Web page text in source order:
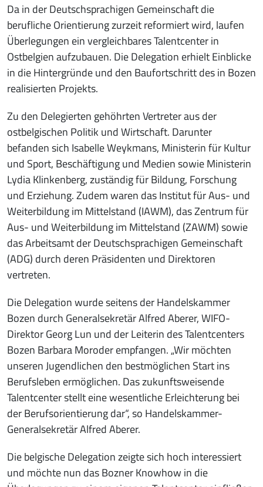
Da in der Deutschsprachigen Gemeinschaft die
berufliche Orientierung zurzeit reformiert wird, laufen
Überlegungen ein vergleichbares Talentcenter in
Ostbelgien aufzubauen. Die Delegation erhielt Einblicke
in die Hintergründe und den Baufortschritt des in Bozen
realisierten Projekts.
Zu den Delegierten gehöhrten Vertreter aus der
ostbelgischen Politik und Wirtschaft. Darunter
befanden sich Isabelle Weykmans, Ministerin für Kultur
und Sport, Beschäftigung und Medien sowie Ministerin
Lydia Klinkenberg, zuständig für Bildung, Forschung
und Erziehung. Zudem waren das Institut für Aus- und
Weiterbildung im Mittelstand (IAWM), das Zentrum für
Aus- und Weiterbildung im Mittelstand (ZAWM) sowie
das Arbeitsamt der Deutschsprachigen Gemeinschaft
(ADG) durch deren Präsidenten und Direktoren
vertreten.
Die Delegation wurde seitens der Handelskammer
Bozen durch Generalsekretär Alfred Aberer, WIFO-
Direktor Georg Lun und der Leiterin des Talentcenters
Bozen Barbara Moroder empfangen. „Wir möchten
unseren Jugendlichen den bestmöglichen Start ins
Berufsleben ermöglichen. Das zukunftsweisende
Talentcenter stellt eine wesentliche Erleichterung bei
der Berufsorientierung dar“, so Handelskammer-
Generalsekretär Alfred Aberer.
Die belgische Delegation zeigte sich hoch interessiert
und möchte nun das Bozner Knowhow in die